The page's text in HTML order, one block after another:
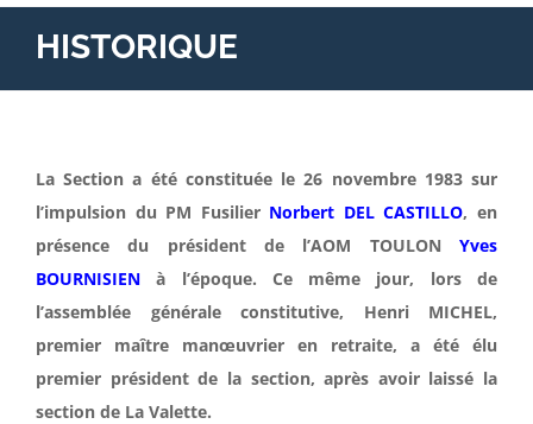
Culture
Contact
HISTORIQUE
La Section a été constituée le 26 novembre 1983 sur
l’impulsion du PM Fusilier Norbert DEL CASTILLO, en
présence du président de l’AOM TOULON Yves
BOURNISIEN à l’époque. Ce même jour, lors de
l’assemblée générale constitutive, Henri MICHEL,
premier maître manœuvrier en retraite, a été élu
premier président de la section, après avoir laissé la
section de La Valette.